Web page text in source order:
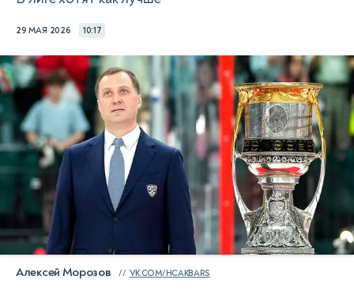
29 МАЯ 2026 10:17
Алексей Морозов VK.COM/HCAKBARS